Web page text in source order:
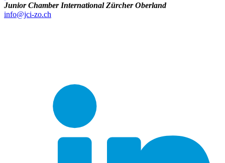
Junior Chamber International Zürcher Oberland
info@jci-zo.ch